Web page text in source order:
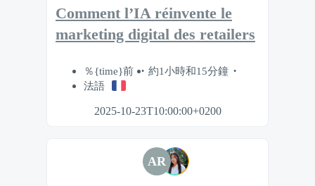
Comment l’IA réinvente le
marketing digital des retailers
％{time}前
約1小時和15分鐘
法語
2025-10-23T10:00:00+0200
AR